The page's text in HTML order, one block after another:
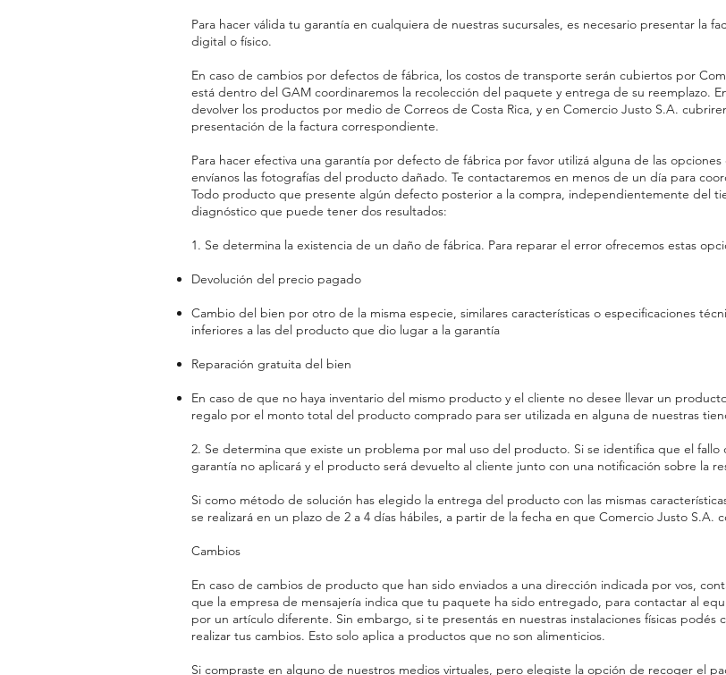
Para hacer válida tu garantía en cualquiera de nuestras sucursales, es necesario presentar la
digital o físico.
En caso de cambios por defectos de fábrica, los costos de transporte serán cubiertos por
está dentro del GAM coordinaremos la recolección del paquete y entrega de su reemplazo.
devolver los productos por medio de Correos de Costa Rica, y en Comercio Justo S.A.
presentación de la factura correspondiente.
Para hacer efectiva una garantía por defecto de fábrica por favor utilizá alguna de las
envíanos las fotografías del producto dañado. Te contactaremos en menos de un día para
Todo producto que presente algún defecto posterior a la compra, independientemente del
diagnóstico que puede tener dos resultados:
1. Se determina la existencia de un daño de fábrica. Para reparar el error ofrecemos estas
Devolución del precio pagado
Cambio del bien por otro de la misma especie, similares características o especificaciones
inferiores a las del producto que dio lugar a la garantía
Reparación gratuita del bien
En caso de que no haya inventario del mismo producto y el cliente no desee llevar un
regalo por el monto total del producto comprado para ser utilizada en alguna de nuestras
2. Se determina que existe un problema por mal uso del producto. Si se identifica que el
garantía no aplicará y el producto será devuelto al cliente junto con una notificación sobre la
Si como método de solución has elegido la entrega del producto con las mismas
se realizará en un plazo de 2 a 4 días hábiles, a partir de la fecha en que Comercio Justo
Cambios
En caso de cambios de producto que han sido enviados a una dirección indicada por vos,
que la empresa de mensajería indica que tu paquete ha sido entregado, para contactar al
por un artículo diferente. Sin embargo, si te presentás en nuestras instalaciones físicas podés
realizar tus cambios. Esto solo aplica a productos que no son alimenticios.
Si compraste en alguno de nuestros medios virtuales, pero elegiste la opción de recoger el